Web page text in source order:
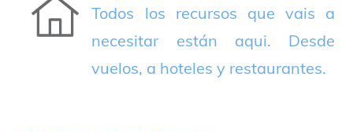
Todos los recursos que vais a
necesitar están aqui. Desde
vuelos, a hoteles y restaurantes.